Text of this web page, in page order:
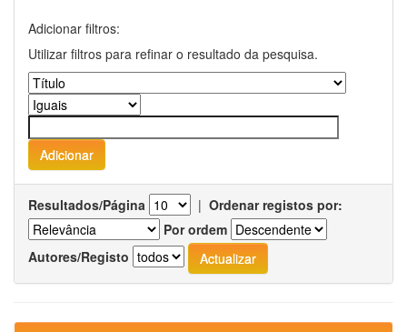
Adicionar filtros:
Utilizar filtros para refinar o resultado da pesquisa.
Resultados/Página | Ordenar registos por:
Por ordem
Autores/Registo